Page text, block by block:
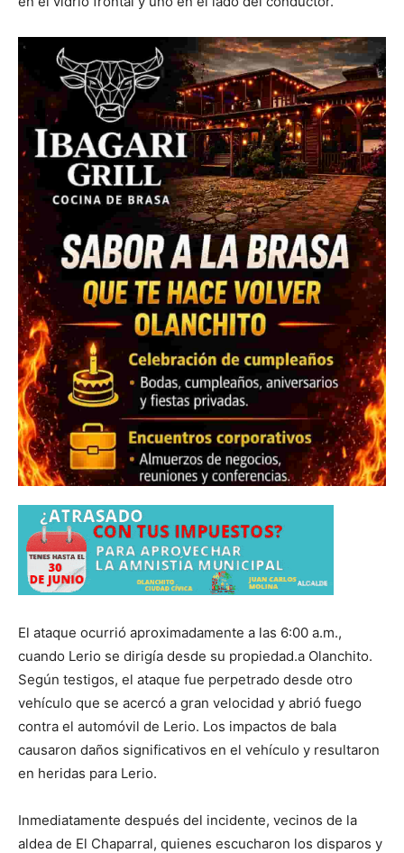
El ataque ocurrió aproximadamente a las 6:00 a.m.,
cuando Lerio se dirigía desde su propiedad.a Olanchito.
Según testigos, el ataque fue perpetrado desde otro
vehículo que se acercó a gran velocidad y abrió fuego
contra el automóvil de Lerio. Los impactos de bala
causaron daños significativos en el vehículo y resultaron
en heridas para Lerio.
Inmediatamente después del incidente, vecinos de la
aldea de El Chaparral, quienes escucharon los disparos y